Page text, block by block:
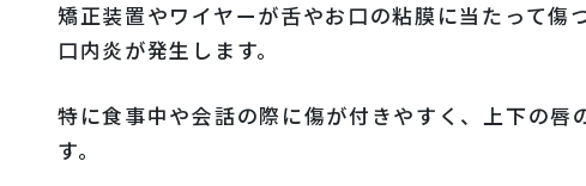
矯正装置やワイヤーが舌やお口の粘膜に当たって傷
口内炎が発生します。
特に食事中や会話の際に傷が付きやすく、上下の
す。